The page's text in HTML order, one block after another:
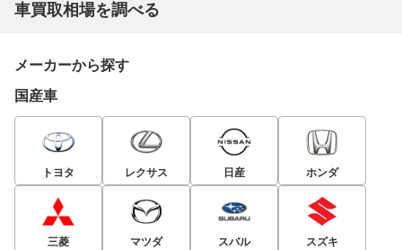
車買取相場を調べる
メーカーから探す
国産車
トヨタ レクサス 日産 ホンダ
三菱 マツダ スバル スズキ